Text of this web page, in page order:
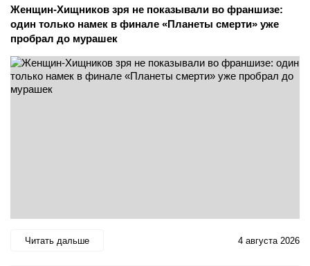
Женщин-Хищников зря не показывали во франшизе:
один только намек в финале «Планеты смерти» уже
пробрал до мурашек
Читать дальше 4 августа 2026